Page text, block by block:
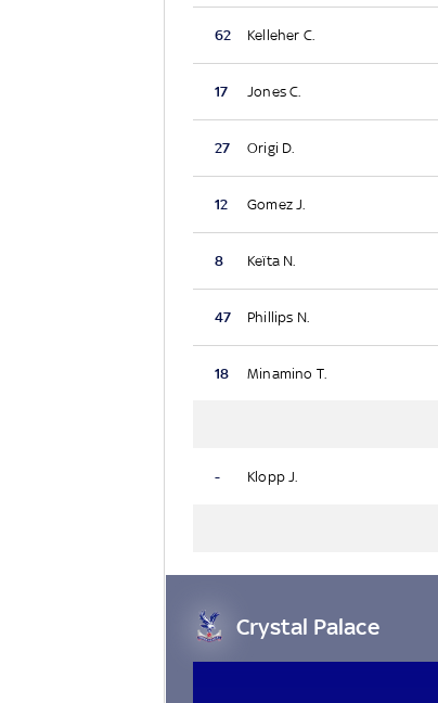
62 Kelleher C.
17 Jones C.
27 Origi D.
12 Gomez J.
8 Keïta N.
47 Phillips N.
18 Minamino T.
- Klopp J.
Crystal Palace